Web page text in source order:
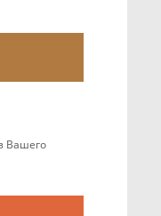
Вашего